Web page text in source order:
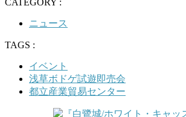
ニュース
TAGS :
イベント
浅草ボドゲ試遊即売会
都立産業貿易センター